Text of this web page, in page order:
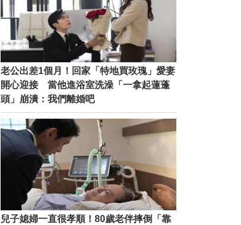
老公出差1個月！回家「特地買玫瑰」愛妻
開心迎接 當他進浴室洗澡「一拿起蓮蓬
頭」崩潰：我們離婚吧
兒子媳婦一直很孝順！80歲老伴摔倒「靠